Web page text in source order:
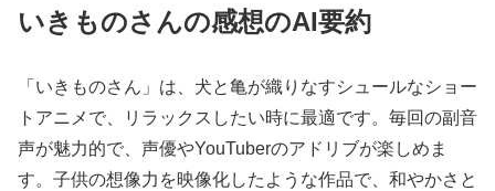
いきものさんの感想のAI要約
「いきものさん」は、犬と亀が織りなすシュールなショー
トアニメで、リラックスしたい時に最適です。毎回の副音
声が魅力的で、声優やYouTuberのアドリブが楽しめま
す。子供の想像力を映像化したような作品で、和やかさと